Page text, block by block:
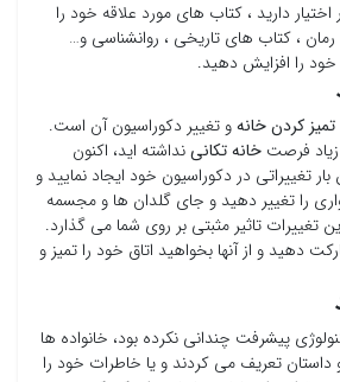
دارید ، کتاب های مورد علاقه خود را
رمان ، کتاب های تاریخی ، روانشناسی و…
خود را افزایش دهید.
تمیز کردن خانهو تغییر دکوراسیون آن است.
فرصت خانه تکانینداشته اید، اکنون
تغییراتی در دکوراسیون خود ایجاد نمایید و
را تغییر دهید و جای گلدان ها و مجسمه
تغییرات تاثیر مثبتی بر روی شما می گذارد.
دهید و از آنها بخواهید اتاق خود را تمیز و
پیشرفت چندانی نکرده بود، خانواده ها
تعریف می کردند و یا خاطرات خود را